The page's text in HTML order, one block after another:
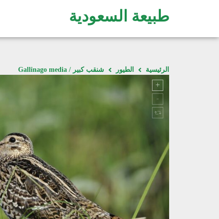
طبيعة السعودية
الرئيسية الطيور شنقب كبير / Gallinago media